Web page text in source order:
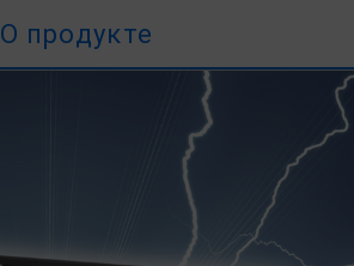
О продукте